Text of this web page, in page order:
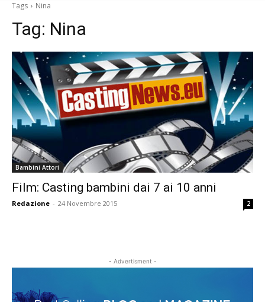
Tags Nina
Tag: Nina
Bambini Attori
Film: Casting bambini dai 7 ai 10 anni
Redazione - 24 Novembre 2015 2
- Advertisment -